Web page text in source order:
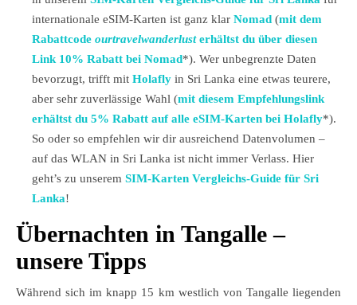
internationale eSIM-Karten ist ganz klar Nomad (mit dem
Rabattcode ourtravelwanderlusterhältst du über diesen
Link 10% Rabatt bei Nomad*). Wer unbegrenzte Daten
bevorzugt, trifft mit Holafly in Sri Lanka eine etwas teurere,
aber sehr zuverlässige Wahl (mit diesem Empfehlungslink
erhältst du 5% Rabatt auf alle eSIM-Karten bei Holafly*).
So oder so empfehlen wir dir ausreichend Datenvolumen –
auf das WLAN in Sri Lanka ist nicht immer Verlass. Hier
geht’s zu unserem SIM-Karten Vergleichs-Guide für Sri
Lanka!
Übernachten in Tangalle –
unsere Tipps
Während sich im knapp 15 km westlich von Tangalle liegenden